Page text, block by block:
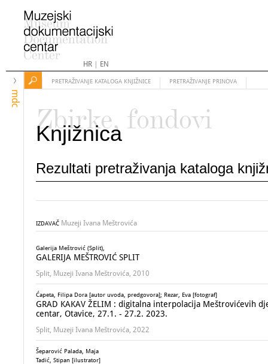
HR| EN
mdc
PRETRAŽIVANJE KATALOGA KNJIŽNICE PRETRAŽIVANJE PRINOVA
Zbirke, fondovi
Knjižnica
Rezultati pretraživanja kataloga
IZDAVAČ Muzeji Ivana Meštrovića
Galerija Meštrović (Split),
GALERIJA MEŠTROVIĆ SPLIT
Split, Muzeji Ivana Meštrovića, 2010
Ćapeta, Filipa Dora [autor uvoda, predgovora]; Rezar, Eva [fotograf]
GRAD KAKAV ŽELIM : digitalna interpolacija Meštrovićevih
centar, Otavice, 27.1. - 27.2. 2023.
Split, Muzeji Ivana Meštrovića, 2022
Šeparović Palada, Maja
Tadić, Stipan [ilustrator]